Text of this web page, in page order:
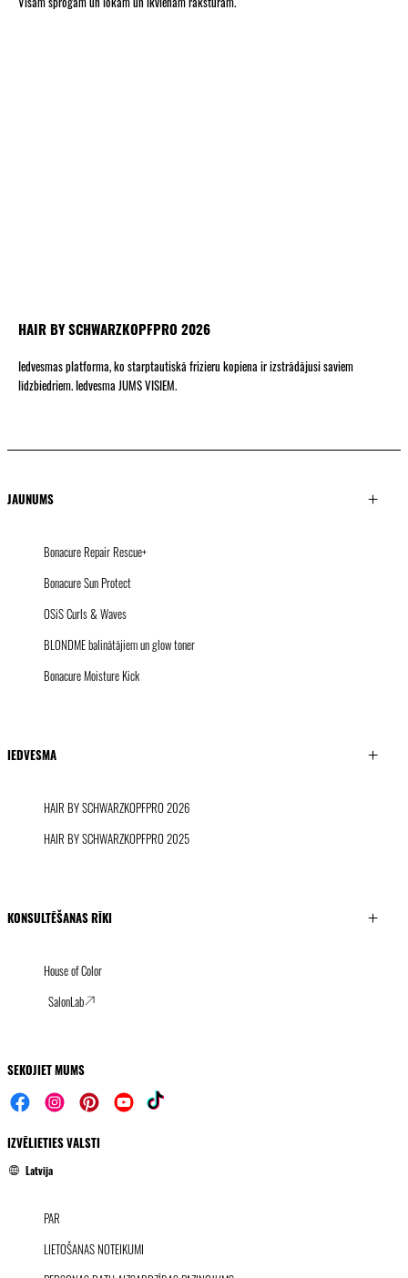
HAIR BY SCHWARZKOPFPRO 2026
Iedvesmas platforma, ko starptautiskā frizieru kopiena ir izstrādājusi saviem
līdzbiedriem. Iedvesma JUMS VISIEM.
JAUNUMS
Bonacure Repair Rescue+
Bonacure Sun Protect
OSiS Curls & Waves
BLONDME balinātājiem un glow toner
Bonacure Moisture Kick
IEDVESMA
HAIR BY SCHWARZKOPFPRO 2026
HAIR BY SCHWARZKOPFPRO 2025
KONSULTĒŠANAS RĪKI
House of Color
SalonLab
SEKOJIET MUMS
IZVĒLIETIES VALSTI
Latvija
PAR
LIETOŠANAS NOTEIKUMI